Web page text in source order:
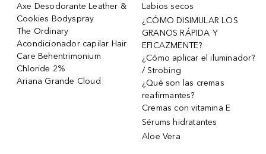
Axe Desodorante Leather &
Cookies Bodyspray
The Ordinary
Acondicionador capilar Hair
Care Behentrimonium
Chloride 2%
Ariana Grande Cloud
Labios secos
¿CÓMO DISIMULAR LOS
GRANOS RÁPIDA Y
EFICAZMENTE?
¿Cómo aplicar el iluminador?
/ Strobing
¿Qué son las cremas
reafirmantes?
Cremas con vitamina E
Sérums hidratantes
Aloe Vera